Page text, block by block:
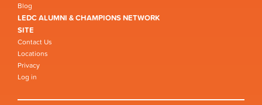
Blog
LEDC ALUMNI & CHAMPIONS NETWORK
SITE
Contact Us
Locations
Privacy
Log in